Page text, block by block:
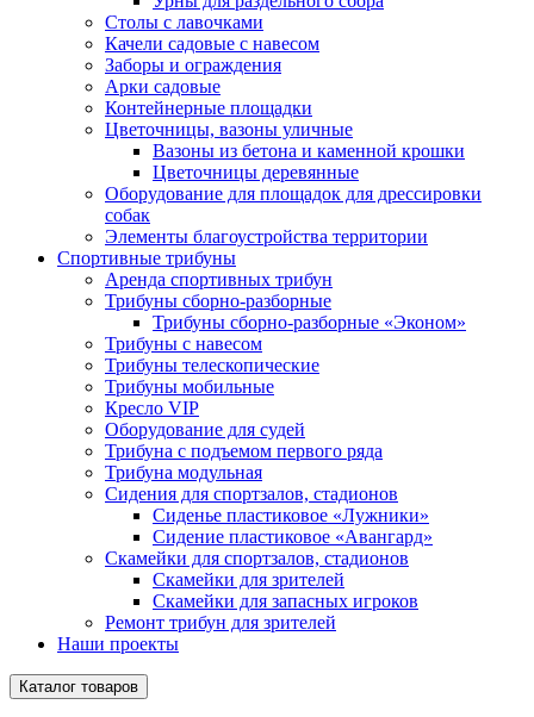
Столы с лавочками
Качели садовые с навесом
Заборы и ограждения
Арки садовые
Контейнерные площадки
Цветочницы, вазоны уличные
Вазоны из бетона и каменной крошки
Цветочницы деревянные
Оборудование для площадок для дрессировки
собак
Элементы благоустройства территории
Спортивные трибуны
Аренда спортивных трибун
Трибуны сборно-разборные
Трибуны сборно-разборные «Эконом»
Трибуны с навесом
Трибуны телескопические
Трибуны мобильные
Кресло VIP
Оборудование для судей
Трибуна с подъемом первого ряда
Трибуна модульная
Сидения для спортзалов, стадионов
Сиденье пластиковое «Лужники»
Сидение пластиковое «Авангард»
Скамейки для спортзалов, стадионов
Скамейки для зрителей
Скамейки для запасных игроков
Ремонт трибун для зрителей
Наши проекты
Каталог товаров